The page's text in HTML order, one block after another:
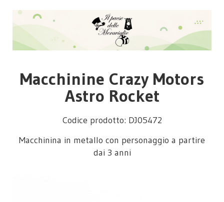
Macchinine Crazy Motors
Astro Rocket
Codice prodotto: DJ05472
Macchinina in metallo con personaggio a partire
dai 3 anni